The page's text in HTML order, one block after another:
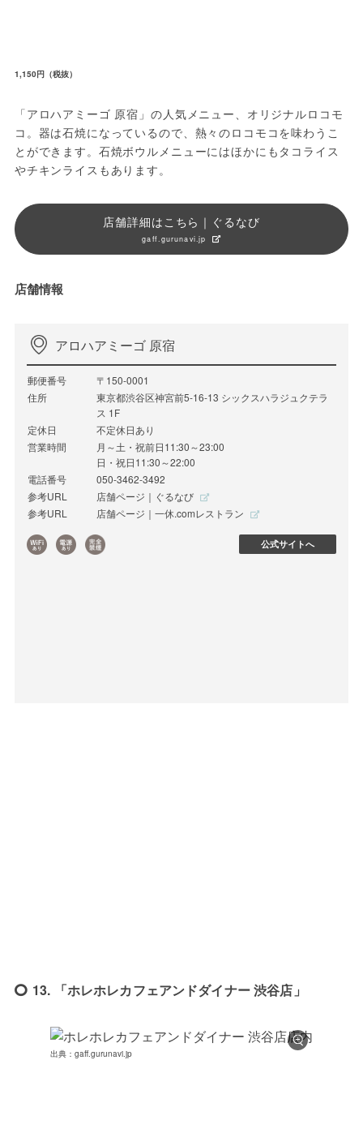
1,150円（税抜）
「アロハアミーゴ 原宿」の人気メニュー、オリジナルロコモ
コ。器は石焼になっているので、熱々のロコモコを味わうこ
とができます。石焼ボウルメニューにはほかにもタコライス
やチキンライスもあります。
店舗詳細はこちら｜ぐるなび
gaff.gurunavi.jp
店舗情報
アロハアミーゴ 原宿
郵便番号
〒150-0001
住所
東京都渋谷区神宮前5-16-13 シックスハラジュクテラ
ス 1F
定休日
不定休日あり
営業時間
月～土・祝前日11:30～23:00
日・祝日11:30～22:00
電話番号
050-3462-3492
参考URL
店舗ページ｜ぐるなび
参考URL
店舗ページ｜一休.comレストラン
公式サイトへ
13. 「ホレホレカフェアンドダイナー 渋谷店」
出典：gaff.gurunavi.jp